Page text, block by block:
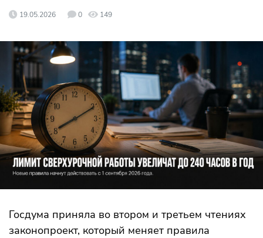
19.05.2026 0 149
Госдума приняла во втором и третьем чтениях
законопроект, который меняет правила